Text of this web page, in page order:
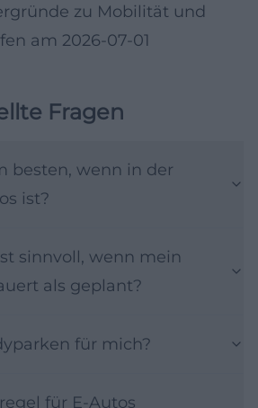
zu Mobilität und
am 2026-07-01
Fragen
besten, wenn in der
ist?
sinnvoll, wenn mein
als geplant?
für mich?
für E-Autos